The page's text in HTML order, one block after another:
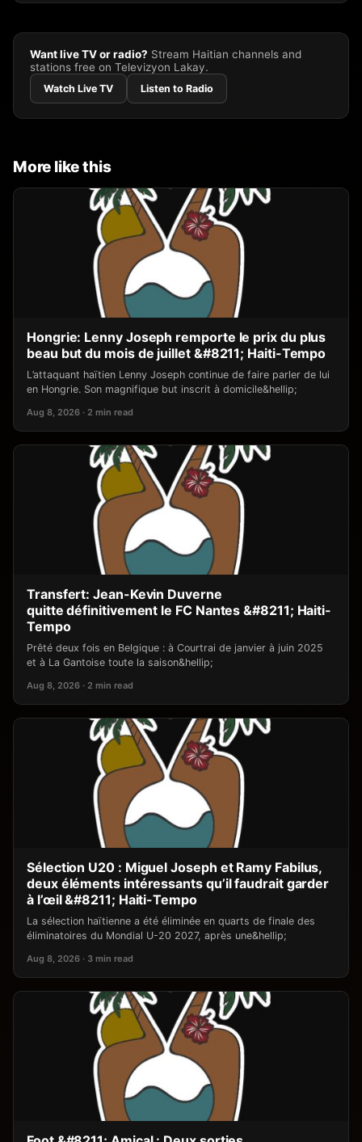
Want live TV or radio? Stream Haitian channels and
stations free on Televizyon Lakay.
Watch Live TV Listen to Radio
More like this
Hongrie: Lenny Joseph remporte le prix du plus
beau but du mois de juillet &#8211; Haiti-Tempo
L’attaquant haïtien Lenny Joseph continue de faire parler de lui
en Hongrie. Son magnifique but inscrit à domicile&hellip;
Aug 8, 2026 · 2 min read
Transfert: Jean-Kevin Duverne
quitte définitivement le FC Nantes &#8211; Haiti-
Tempo
Prêté deux fois en Belgique : à Courtrai de janvier à juin 2025
et à La Gantoise toute la saison&hellip;
Aug 8, 2026 · 2 min read
Sélection U20 : Miguel Joseph et Ramy Fabilus,
deux éléments intéressants qu’il faudrait garder
à l’œil &#8211; Haiti-Tempo
La sélection haïtienne a été éliminée en quarts de finale des
éliminatoires du Mondial U-20 2027, après une&hellip;
Aug 8, 2026 · 3 min read